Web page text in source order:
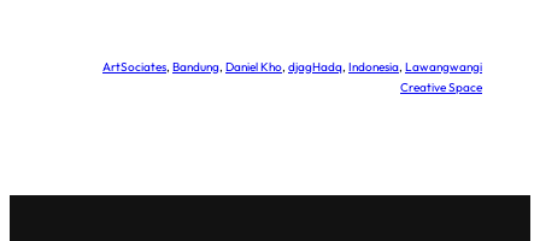
ArtSociates, Bandung, Daniel Kho, djagHadq, Indonesia, Lawangwangi
Creative Space